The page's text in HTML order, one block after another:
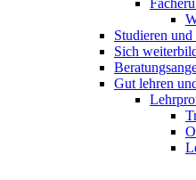
Studieren und
Sich
Gut lehren